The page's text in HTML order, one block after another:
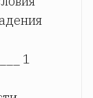
1